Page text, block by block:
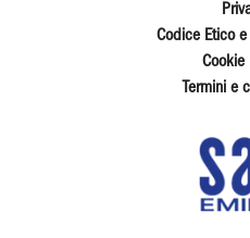
Codice Etico
Cookie
Termini e